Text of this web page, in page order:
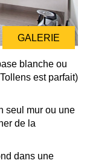
GALERIE
GALERIE
blanche ou
est parfait)
seul mur ou une
de la
dans une